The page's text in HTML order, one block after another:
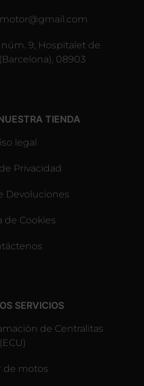
núm. 9, Hospitalet de
08903
TIENDA
legal
Privacidad
Devoluciones
de Cookies
SERVICIOS
de Centralitas
(ECU)
de motos